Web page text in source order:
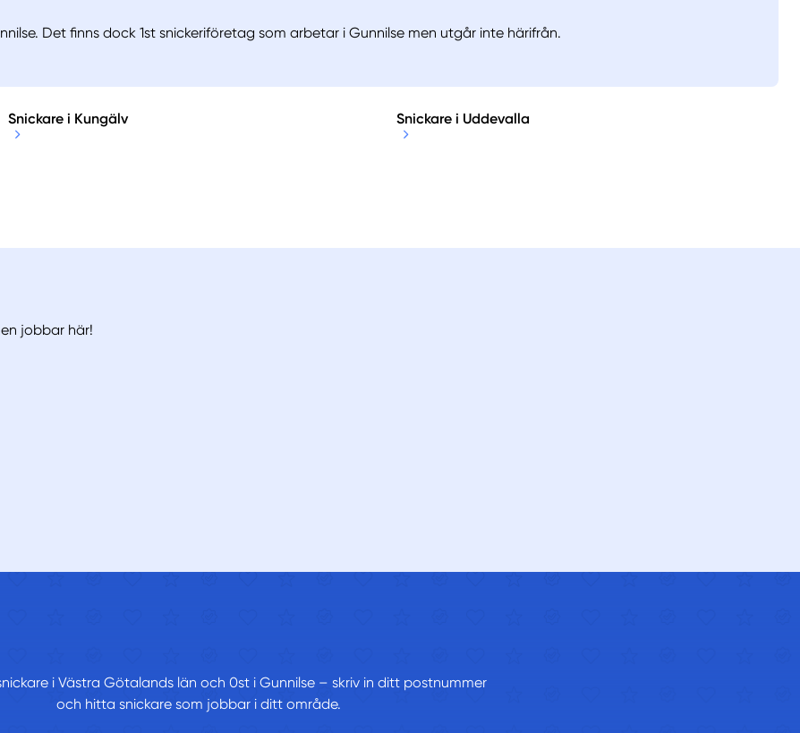
Det finns dock 1st snickeriföretag som arbetar i Gunnilse men utgår inte härifrån.
Snickare i Kungälv Snickare i Uddevalla
jobbar här!
i Västra Götalands län och 0st i Gunnilse – skriv in ditt postnummer
och hitta snickare som jobbar i ditt område.